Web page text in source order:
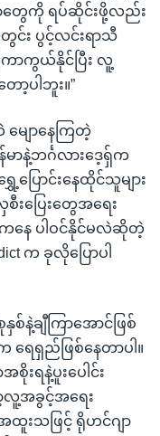
တွေကို ရပ်ဆိုင်းဖို့လည်း
း ပွင့်လင်းရာသီ
ကာကွယ်နိုင်ပြီး လူ့
ပါဘူး။”
ျောနေကြတဲ့
ာနဲ့ဘင်္ဂလားဒေ့ရှ်က
ြောင်းနေထိုင်သူများ
းပြေးတွေအရေး
ေ ပါဝင်နိုင်မလဲဆိုတဲ့
က ခုလိုပြောပါ
နဲ့ချီကြာအောင်ဖြစ်
ရေရှည်ဖြစ်နေတာပါ။
းရနဲ့ပူးပေါင်း
လူ့အခွင့်အရေး
းသဖြင့် ရိုဟင်ဂျာ